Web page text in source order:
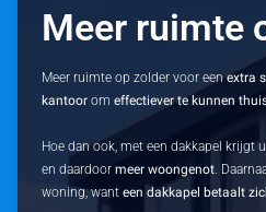
Meer ruimte
Meer ruimte op zolder voor eenextra
kantoor omeffectiever te kunnen
Hoe dan ook, met een dakkapel krijgt
en daardoormeer woongenot .
woning, wanteen dakkapel betaalt